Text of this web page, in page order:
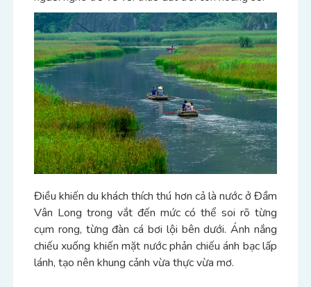
Điều khiến du khách thích thú hơn cả là nước ở Đầm
Vân Long trong vắt đến mức có thể soi rõ từng
cụm rong, từng đàn cá bơi lội bên dưới. Ánh nắng
chiếu xuống khiến mặt nước phản chiếu ánh bạc lấp
lánh, tạo nên khung cảnh vừa thực vừa mơ.